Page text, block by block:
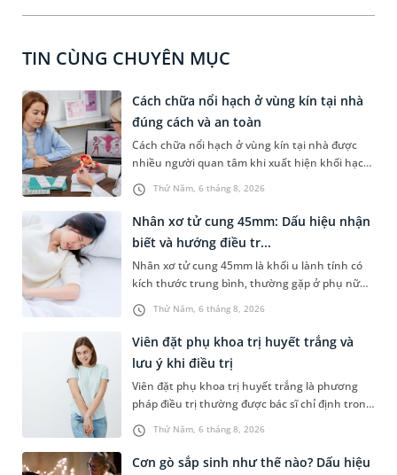
TIN CÙNG CHUYÊN MỤC
Thứ Năm, 6 tháng 8, 2026
Cách chữa nổi hạch ở vùng kín tại nhà
đúng cách và an toàn
Cách chữa nổi hạch ở vùng kín tại nhà được
nhiều người quan tâm khi xuất hiện khối hạch
nhỏ ở vùng bẹn hoặc cơ quan sinh dục. Nếu
hạch mới xuất hiện, kích thước nhỏ và chưa
kèm dấu hiệu bất thường, áp dụng biện pháp
chăm sóc phù hợp có thể góp phần làm giảm
cảm giác khó chịu. Tuy nhiên, không phải
trường hợp nào cũng có thể tự điều trị. Việc
nhận biết khi nào cần theo dõi tại nhà và khi
nào nên đi khám sẽ giúp xử trí đúng cách,
Thứ Năm, 6 tháng 8, 2026
Nhân xơ tử cung 45mm: Dấu hiệu nhận
biết và hướng điều tr...
Nhân xơ tử cung 45mm là khối u lành tính có
kích thước trung bình, thường gặp ở phụ nữ
trong độ tuổi sinh sản. Mặc dù không phải
trường hợp nào cũng xuất hiện triệu chứng,
nhưng nếu khối u phát triển hoặc nằm ở vị trí
bất lợi, người bệnh có thể gặp nhiều ảnh
hưởng đến sinh hoạt, sức khỏe sinh sản và
chất lượng cuộc sống.
Thứ Năm, 6 tháng 8, 2026
Viên đặt phụ khoa trị huyết trắng và
lưu ý khi điều trị
Viên đặt phụ khoa trị huyết trắng là phương
pháp điều trị thường được bác sĩ chỉ định trong
các trường hợp huyết trắng bất thường do
viêm nhiễm phụ khoa. Tuy nhiên, không phải
trường hợp nào cũng có thể tự ý sử dụng
Cơn gò sắp sinh như thế nào? Dấu hiệu